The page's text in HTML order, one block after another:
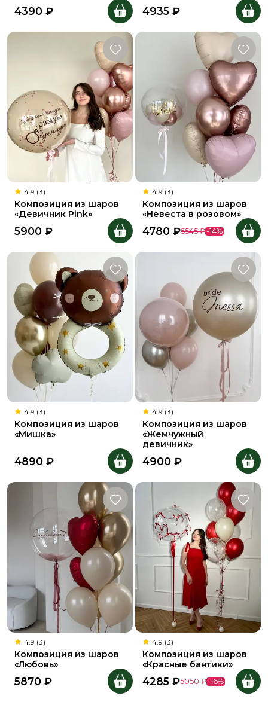
4390 ₽ 4935 ₽
4.9 (3)
Композиция из шаров
«Девичник Pink»
5900 ₽
4.9 (3)
Композиция из шаров
«Невеста в розовом»
4780 ₽5545 ₽-14%
4.9 (3)
Композиция из шаров
«Мишка»
4890 ₽
4.9 (3)
Композиция из шаров
«Жемчужный
девичник»
4900 ₽
4.9 (3)
Композиция из шаров
«Любовь»
5870 ₽
4.9 (3)
Композиция из шаров
«Красные бантики»
4285 ₽5050 ₽-16%